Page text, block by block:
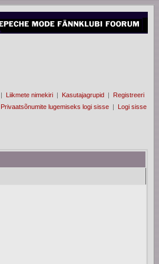
| Liikmete nimekiri | Kasutajagrupid | Registreeri
Privaatsõnumite lugemiseks logi sisse | Logi sisse